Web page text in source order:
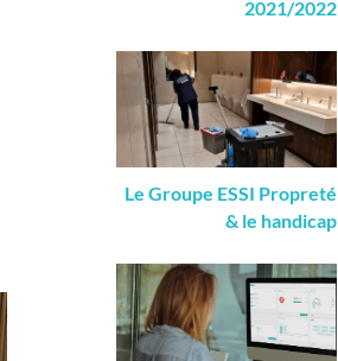
2021/2022
Le Groupe ESSI Propreté
& le handicap